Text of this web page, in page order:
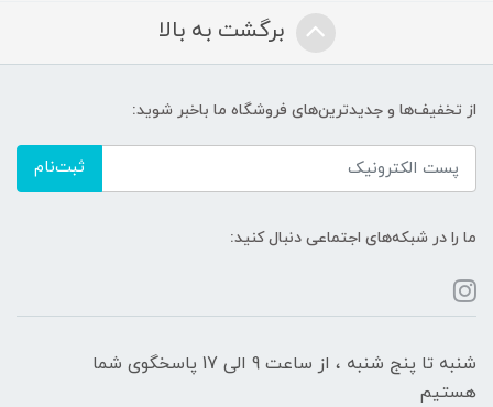
برگشت به بالا
از تخفیف‌ها و جدیدترین‌های فروشگاه ما باخبر شوید:
ثبت‌نام
ما را در شبکه‌های اجتماعی دنبال کنید:
شنبه تا پنج شنبه ، از ساعت 9 الی 17 پاسخگوی شما
هستیم